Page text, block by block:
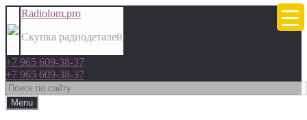
Radiolom.pro
Скупка радиодеталей
+7 965 609-38-37
+7 965 609-38-37
Menu